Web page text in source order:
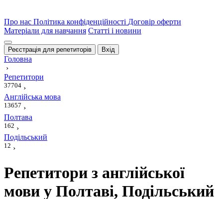
Про нас Політика конфіденційності Договір оферти
Матеріали для навчання Статті і новини
Реєстрація для репетиторів Вхід
Головна
›
Репетитори
37704 ›
Англійська мова
13657 ›
Полтава
162 ›
Подільський
12 ›
Репетитори з англійської
мови у Полтаві, Подільський